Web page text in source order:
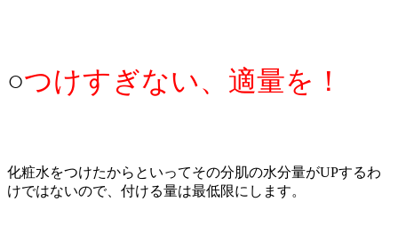
○つけすぎない、適量を！
化粧水をつけたからといってその分肌の水分量がUPするわ
けではないので、付ける量は最低限にします。